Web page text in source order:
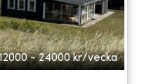
- 24000 kr/vecka